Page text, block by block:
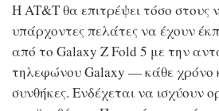
Η AT&T θα επιτρέψει τόσο στους
υπάρχοντες πελάτες να έχουν
από το Galaxy Z Fold 5 με την
τηλεφώνου Galaxy — κάθε χρόνο
συνθήκες. Ενδέχεται να ισχύουν